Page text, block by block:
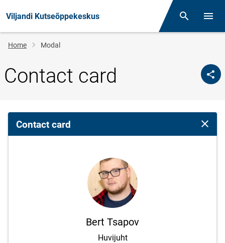
Viljandi Kutseõppekeskus Otsing
Breadcrumb
Home Modal
Contact card
Contact card Close
Bert Tsapov
Huvijuht